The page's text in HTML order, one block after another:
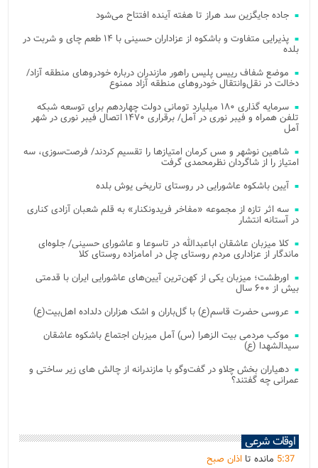
جاده جایگزین سد هراز تا هفته آینده افتتاح می‌شود
پذیرایی متفاوت و باشکوه از عزاداران حسینی با ۱۴ طعم چای و شربت در
بلده
موضع شفاف رییس پلیس راهور مازندران درباره خودروهای منطقه آزاد/
دخالت در نقل‌وانتقال خودروهای منطقه آزاد ممنوع
سرمایه گذاری ۱۸۰ میلیارد تومانی دولت چهاردهم برای توسعه شبکه
تلفن همراه و فیبر نوری در آمل/ برقراری ۱۴۷۰ اتصال فیبر نوری در شهر
آمل
شاهین نوشهر و مس کرمان امتیازها را تقسیم کردند/ فرصت‌سوزی، سه
امتیاز را از شاگردان نظرمحمدی گرفت
آیین باشکوه عاشورایی در روستای تاریخی یوش بلده
سه اثر تازه از مجموعه «مفاخر فریدونکنار» به قلم شعبان آزادی کناری
در آستانه انتشار
کلا میزبان عاشقان اباعبدالله در تاسوعا و عاشورای حسینی/ جلوه‌ای
ماندگار از عزاداری مردم روستای چل در امامزاده روستای کلا
اورطشت؛ میزبان یکی از کهن‌ترین آیین‌های عاشورایی ایران با قدمتی
بیش از ۶۰۰ سال
عروسی حضرت قاسم(ع) با گل‌باران و اشک هزاران دلداده اهل‌بیت(ع)
موکب مردمی بیت‌ الزهرا (س) آمل میزبان اجتماع باشکوه عاشقان
سیدالشهدا (ع)
دهیاران بخش چلاو در گفت‌وگو با مازندرانه از چالش های زیر ساختی و
عمرانی چه گفتند؟
اوقات شرعی
5:37 مانده تا اذان صبح